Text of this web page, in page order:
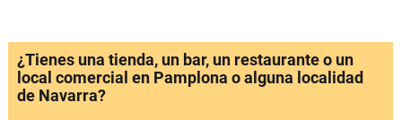
¿Tienes una tienda, un bar, un restaurante o un
local comercial en Pamplona o alguna localidad
de Navarra?